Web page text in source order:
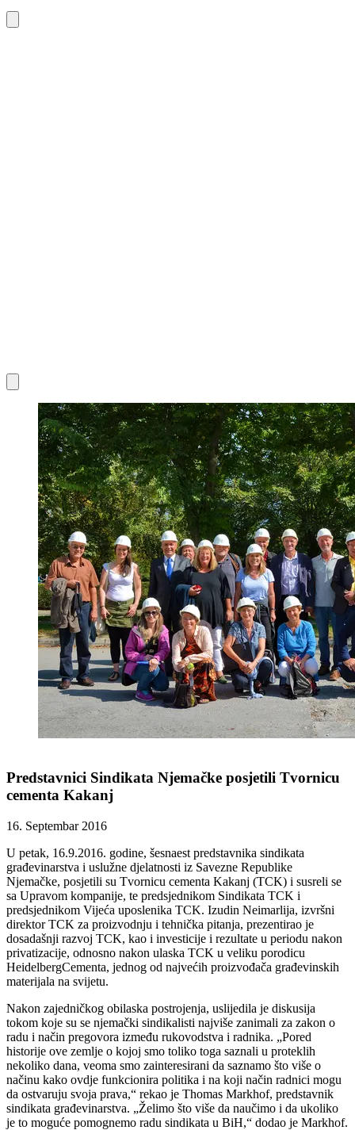
Predstavnici Sindikata Njemačke posjetili Tvornicu
cementa Kakanj
16. Septembar 2016
U petak, 16.9.2016. godine, šesnaest predstavnika sindikata
građevinarstva i uslužne djelatnosti iz Savezne Republike
Njemačke, posjetili su Tvornicu cementa Kakanj (TCK) i susreli se
sa Upravom kompanije, te predsjednikom Sindikata TCK i
predsjednikom Vijeća uposlenika TCK. Izudin Neimarlija, izvršni
direktor TCK za proizvodnju i tehnička pitanja, prezentirao je
dosadašnji razvoj TCK, kao i investicije i rezultate u periodu nakon
privatizacije, odnosno nakon ulaska TCK u veliku porodicu
HeidelbergCementa, jednog od najvećih proizvođača građevinskih
materijala na svijetu.
Nakon zajedničkog obilaska postrojenja, uslijedila je diskusija
tokom koje su se njemački sindikalisti najviše zanimali za zakon o
radu i način pregovora između rukovodstva i radnika. „Pored
historije ove zemlje o kojoj smo toliko toga saznali u proteklih
nekoliko dana, veoma smo zainteresirani da saznamo što više o
načinu kako ovdje funkcionira politika i na koji način radnici mogu
da ostvaruju svoja prava,“ rekao je Thomas Markhof, predstavnik
sindikata građevinarstva. „Želimo što više da naučimo i da ukoliko
je to moguće pomognemo radu sindikata u BiH,“ dodao je Markhof.